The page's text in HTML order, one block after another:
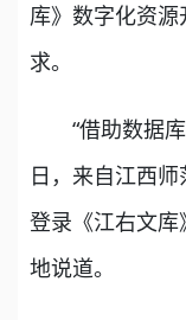
库》数字化资
求。
“借助数据库
日，来自江西
登录《江右文
地说道。